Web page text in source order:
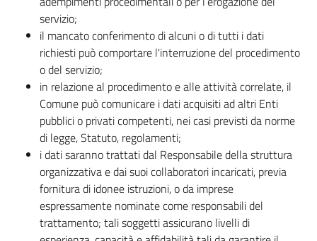
servizio;
il mancato conferimento di alcuni o di tutti i dati
richiesti può comportare l'interruzione del procedimento
o del servizio;
in relazione al procedimento e alle attività correlate, il
Comune può comunicare i dati acquisiti ad altri Enti
pubblici o privati competenti, nei casi previsti da norme
di legge, Statuto, regolamenti;
i dati saranno trattati dal Responsabile della struttura
organizzativa e dai suoi collaboratori incaricati, previa
fornitura di idonee istruzioni, o da imprese
espressamente nominate come responsabili del
trattamento; tali soggetti assicurano livelli di